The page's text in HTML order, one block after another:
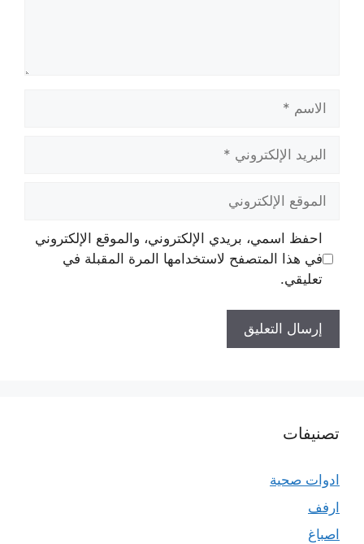
الإلكتروني
الإلكتروني
احفظ اسمي، بريدي الإلكتروني، والموقع الإلكتروني
في هذا المتصفح لاستخدامها المرة المقبلة في
تعليقي.
تصنيفات
ادوات صحية
ارفف
اصباغ